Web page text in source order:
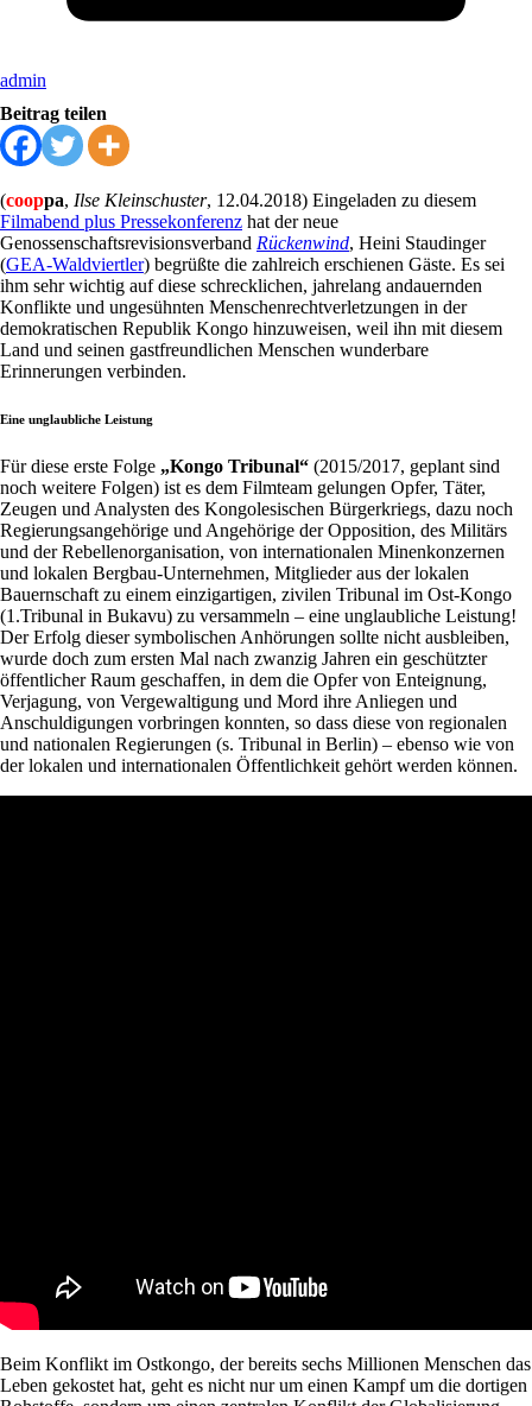
admin
Beitrag teilen
(cooppa, Ilse Kleinschuster, 12.04.2018) Eingeladen zu diesem
Filmabend plus Pressekonferenz hat der neue
Genossenschaftsrevisionsverband Rückenwind, Heini Staudinger
(GEA-Waldviertler) begrüßte die zahlreich erschienen Gäste. Es sei
ihm sehr wichtig auf diese schrecklichen, jahrelang andauernden
Konflikte und ungesühnten Menschenrechtverletzungen in der
demokratischen Republik Kongo hinzuweisen, weil ihn mit diesem
Land und seinen gastfreundlichen Menschen wunderbare
Erinnerungen verbinden.
Eine unglaubliche Leistung
Für diese erste Folge „Kongo Tribunal“ (2015/2017, geplant sind
noch weitere Folgen) ist es dem Filmteam gelungen Opfer, Täter,
Zeugen und Analysten des Kongolesischen Bürgerkriegs, dazu noch
Regierungsangehörige und Angehörige der Opposition, des Militärs
und der Rebellenorganisation, von internationalen Minenkonzernen
und lokalen Bergbau-Unternehmen, Mitglieder aus der lokalen
Bauernschaft zu einem einzigartigen, zivilen Tribunal im Ost-Kongo
(1.Tribunal in Bukavu) zu versammeln – eine unglaubliche Leistung!
Der Erfolg dieser symbolischen Anhörungen sollte nicht ausbleiben,
wurde doch zum ersten Mal nach zwanzig Jahren ein geschützter
öffentlicher Raum geschaffen, in dem die Opfer von Enteignung,
Verjagung, von Vergewaltigung und Mord ihre Anliegen und
Anschuldigungen vorbringen konnten, so dass diese von regionalen
und nationalen Regierungen (s. Tribunal in Berlin) – ebenso wie von
der lokalen und internationalen Öffentlichkeit gehört werden können.
Beim Konflikt im Ostkongo, der bereits sechs Millionen Menschen das
Leben gekostet hat, geht es nicht nur um einen Kampf um die dortigen